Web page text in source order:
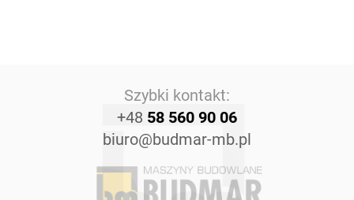
Szybki kontakt:
+48 58 560 90 06
biuro@budmar-mb.pl